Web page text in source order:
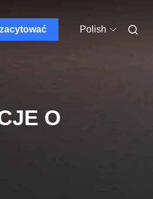
zacytować Polish
O